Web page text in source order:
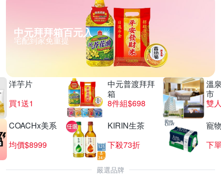
中元拜拜箱百元入
宅配到家免重提
洋芋片
買1送1
中元普渡拜拜
箱
8件組$698
溫
市
COACHx美系
均價$8999
KIRIN生茶
下殺73折
寵
下
嚴選品牌